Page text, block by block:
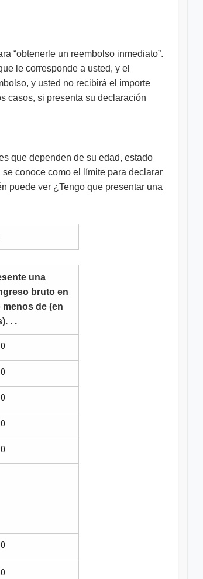
“obtenerle un reembolso inmediato”.
le corresponde a usted, y el
y usted no recibirá el importe
casos, si presenta su declaración
que dependen de su edad, estado
conoce como el límite para declarar
puede ver ¿Tengo que presentar una
una
bruto en
de (en
. .